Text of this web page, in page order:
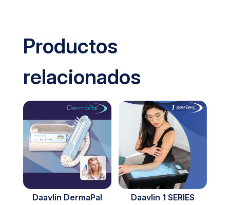
Productos
relacionados
Daavlin DermaPal Daavlin 1 SERIES